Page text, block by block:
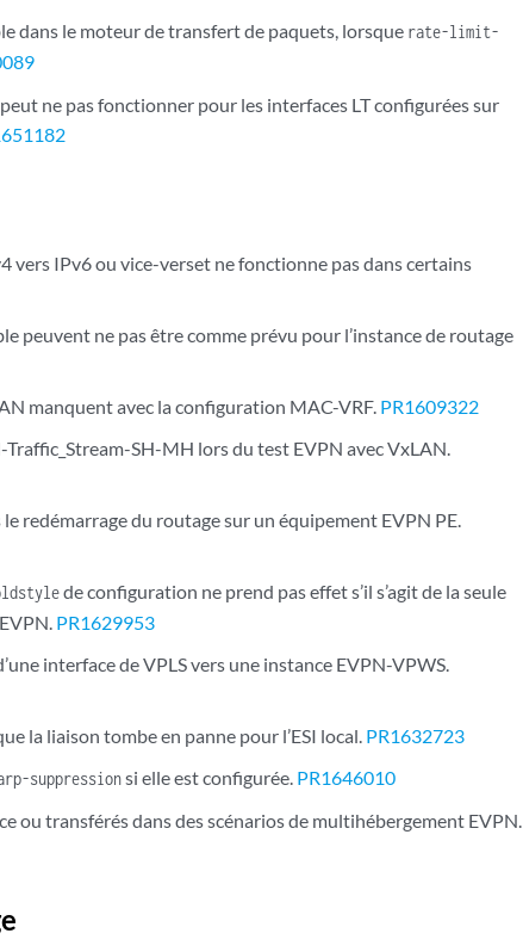
dans le moteur de transfert de paquets, lorsque rate-limit-
ne pas fonctionner pour les interfaces LT configurées sur
vers IPv6 ou vice-verset ne fonctionne pas dans certains
peuvent ne pas être comme prévu pour l’instance de routage
manquent avec la configuration MAC-VRF. PR1609322
SH-MH lors du test EVPN avec VxLAN.
redémarrage du routage sur un équipement EVPN PE.
de configuration ne prend pas effet s’il s’agit de la seule
PR1629953
interface de VPLS vers une instance EVPN-VPWS.
la liaison tombe en panne pour l’ESI local. PR1632723
suppressionsi elle est configurée. PR1646010
ou transférés dans des scénarios de multihébergement EVPN.